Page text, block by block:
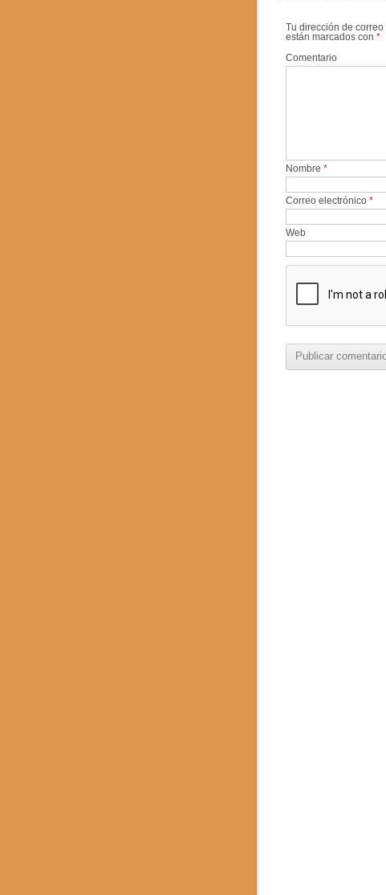
Tu dirección de
están marcados con *
Comentario
Nombre *
Correo electrónico *
Web